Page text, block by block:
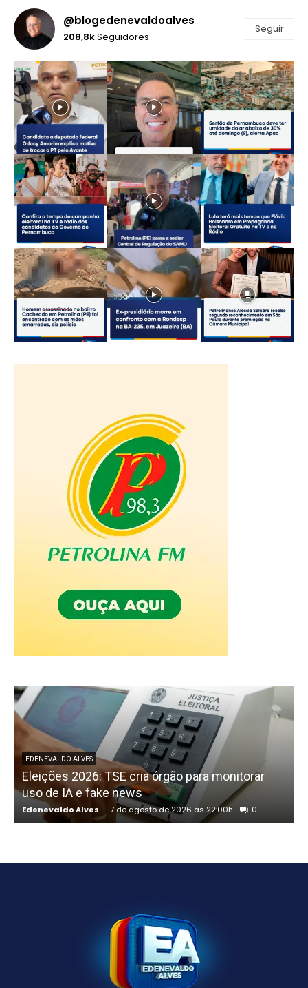
@blogedenevaldoalves
208,8kSeguidores
Seguir
EDENEVALDO ALVES
Eleições 2026: TSE cria órgão para monitorar
uso de IA e fake news
Edenevaldo Alves - 7 de agosto de 2026 às 22:00h 0